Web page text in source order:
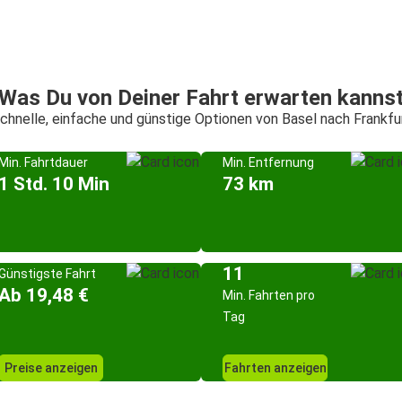
Du von Deiner Fahrt erwarten
einfache und günstige Optionen von Basel nach
Fahrtdauer
Std. 10 Min
Min. Entfernung
73 km
Fahrt
19,48 €
Preise anzeigen
11
Min. Fahrten pro
Tag
Fahrten anzeigen